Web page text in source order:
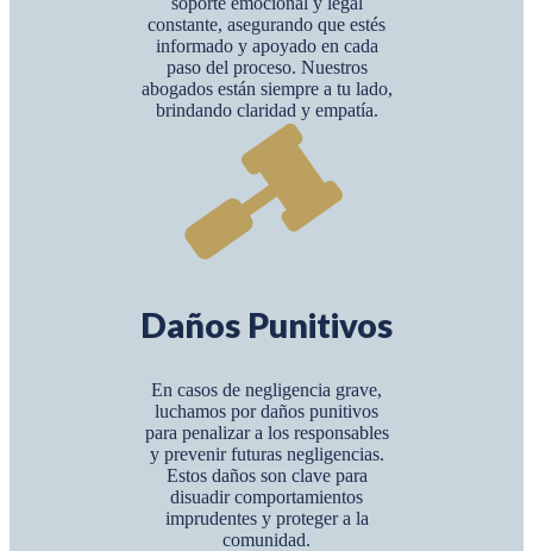
constante, asegurando que estés
informado y apoyado en cada
paso del proceso. Nuestros
abogados están siempre a tu lado,
brindando claridad y empatía.
Daños Punitivos
En casos de negligencia grave,
luchamos por daños punitivos
para penalizar a los responsables
y prevenir futuras negligencias.
Estos daños son clave para
disuadir comportamientos
imprudentes y proteger a la
comunidad.